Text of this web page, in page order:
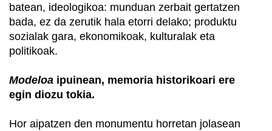
batean, ideologikoa: munduan zerbait gertatzen
bada, ez da zerutik hala etorri delako; produktu
sozialak gara, ekonomikoak, kulturalak eta
politikoak.
Modeloa ipuinean, memoria historikoari ere
egin diozu tokia.
Hor aipatzen den monumentu horretan jolasean